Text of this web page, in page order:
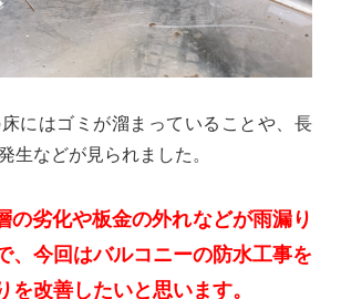
にはゴミが溜まっていることや、長
生などが見られました。
の劣化や板金の外れなどが雨漏り
、今回はバルコニーの防水工事を
を改善したいと思います。